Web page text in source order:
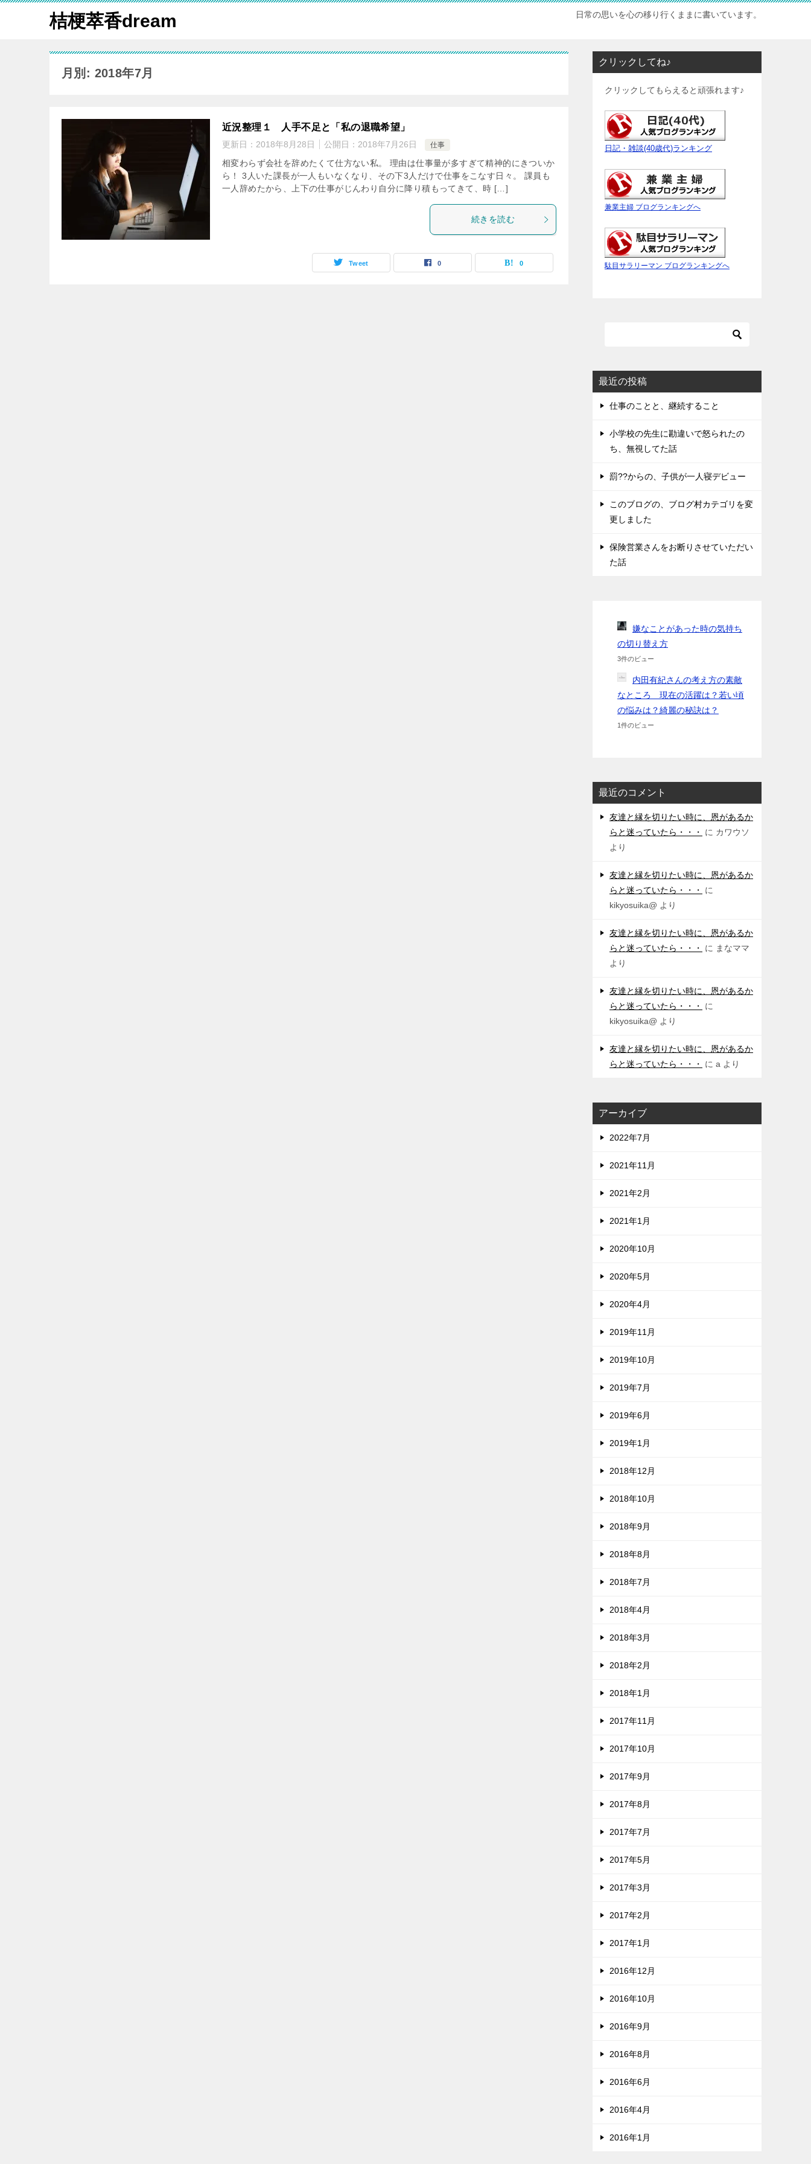
桔梗萃香dream 日常の思いを心の移り行くままに書いています。
月別: 2018年7月
近況整理１ 人手不足と「私の退職希望」
更新日： 2018年8月28日 公開日： 2018年7月26日 仕事
相変わらず会社を辞めたくて仕方ない私。 理由は仕事量が多すぎて精神的にきついか
ら！ 3人いた課長が一人もいなくなり、その下3人だけで仕事をこなす日々。 課員も
一人辞めたから、上下の仕事がじんわり自分に降り積もってきて、時 […]
続きを読む
Tweet 0 0
クリックしてね♪
クリックしてもらえると頑張れます♪
日記・雑談(40歳代)ランキング
兼業主婦 ブログランキングへ
駄目サラリーマン ブログランキングへ
最近の投稿
仕事のことと、継続すること
小学校の先生に勘違いで怒られたの
ち、無視してた話
罰??からの、子供が一人寝デビュー
このブログの、ブログ村カテゴリを変
更しました
保険営業さんをお断りさせていただい
た話
嫌なことがあった時の気持ち
の切り替え方
3件のビュー
内田有紀さんの考え方の素敵
なところ 現在の活躍は？若い頃
の悩みは？綺麗の秘訣は？
1件のビュー
最近のコメント
友達と縁を切りたい時に、恩があるか
らと迷っていたら・・・
に カワウソ
より
友達と縁を切りたい時に、恩があるか
らと迷っていたら・・・
に
kikyosuika@ より
友達と縁を切りたい時に、恩があるか
らと迷っていたら・・・
に まなママ
より
友達と縁を切りたい時に、恩があるか
らと迷っていたら・・・
に
kikyosuika@ より
友達と縁を切りたい時に、恩があるか
らと迷っていたら・・・
に a より
アーカイブ
2022年7月
2021年11月
2021年2月
2021年1月
2020年10月
2020年5月
2020年4月
2019年11月
2019年10月
2019年7月
2019年6月
2019年1月
2018年12月
2018年10月
2018年9月
2018年8月
2018年7月
2018年4月
2018年3月
2018年2月
2018年1月
2017年11月
2017年10月
2017年9月
2017年8月
2017年7月
2017年5月
2017年3月
2017年2月
2017年1月
2016年12月
2016年10月
2016年9月
2016年8月
2016年6月
2016年4月
2016年1月